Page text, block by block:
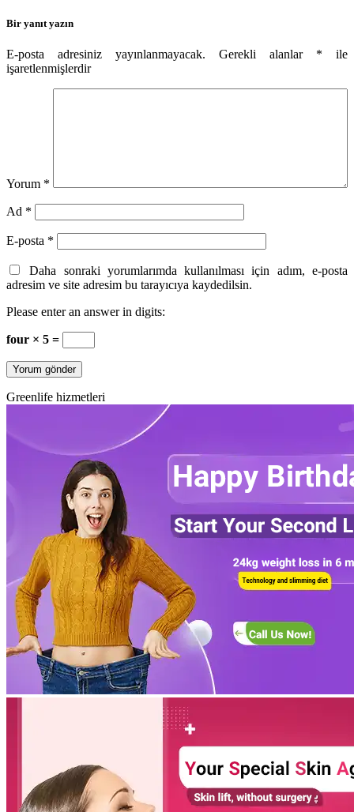
Bir yanıt yazın
E-posta adresiniz yayınlanmayacak. Gerekli alanlar * ile
işaretlenmişlerdir
Yorum *
Ad *
E-posta *
Daha sonraki yorumlarımda kullanılması için adım, e-posta
adresim ve site adresim bu tarayıcıya kaydedilsin.
Please enter an answer in digits:
four × 5 =
Greenlife hizmetleri